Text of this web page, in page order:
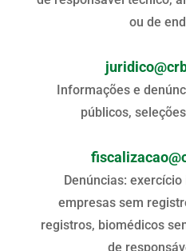
ou de
Informações e
públicos,
Denúncias:
empresas sem
registros, biomédicos
de